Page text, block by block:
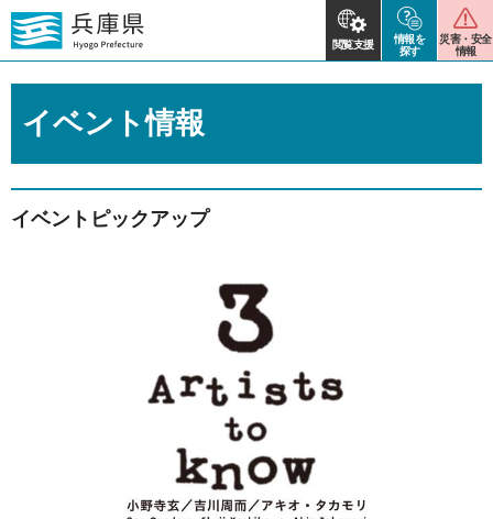
閲覧支援
情報を
探す
災害・安全
情報
イベント情報
イベントピックアップ